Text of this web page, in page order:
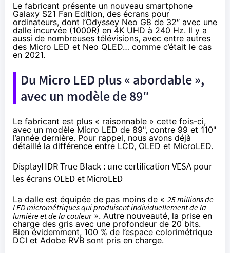
Le fabricant présente un nouveau smartphone
Galaxy S21 Fan Edition, des écrans pour
ordinateurs, dont l’Odyssey Neo G8 de 32″ avec une
dalle incurvée (1000R) en 4K UHD à 240 Hz. Il y a
aussi de nombreuses télévisions, avec entre autres
des Micro LED et Neo QLED… comme c’était le cas
en 2021.
Du Micro LED plus « abordable »,
avec un modèle de 89″
Le fabricant est plus « raisonnable » cette fois-ci,
avec un modèle Micro LED de 89", contre 99 et 110"
l’année dernière. Pour rappel, nous avons déjà
détaillé la différence entre LCD, OLED et MicroLED.
DisplayHDR True Black : une certification VESA pour
les écrans OLED et MicroLED
La dalle est équipée de pas moins de « 25 millions de
LED micrométriques qui produisent individuellement de la
lumière et de la couleur». Autre nouveauté, la prise en
charge des gris avec une profondeur de 20 bits.
Bien évidemment, 100 % de l’espace colorimétrique
DCI et Adobe RVB sont pris en charge.